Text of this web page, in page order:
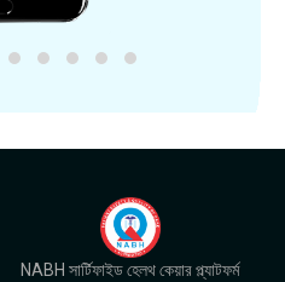
NABH সার্টিফাইড হেলথ কেয়ার প্ল্যাটফর্ম